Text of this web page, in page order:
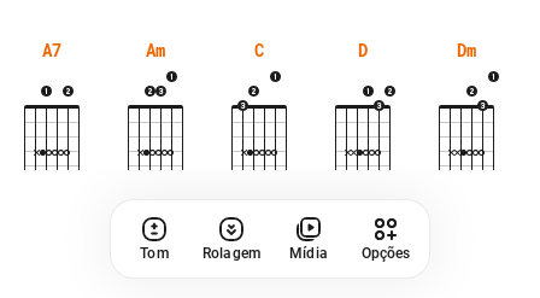
A7 Am C D Dm
Tom Rolagem Mídia Opções